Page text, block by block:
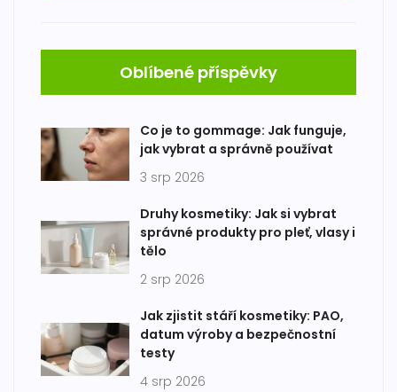
Oblíbené příspěvky
Co je to gommage: Jak funguje,
jak vybrat a správně používat
3 srp 2026
Druhy kosmetiky: Jak si vybrat
správné produkty pro pleť, vlasy i
tělo
2 srp 2026
Jak zjistit stáří kosmetiky: PAO,
datum výroby a bezpečnostní
testy
4 srp 2026